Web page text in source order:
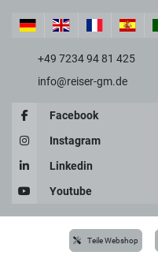
+49 7234 94 81 425
info@reiser-gm.de
Facebook
Instagram
Linkedin
Youtube
Teile Webshop